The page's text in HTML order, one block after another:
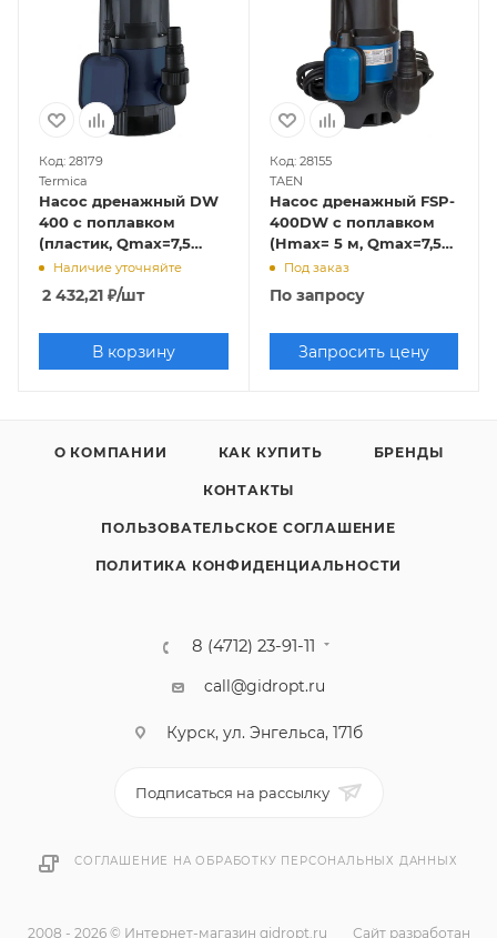
Код: 28179
Termica
Насос дренажный DW
400 с поплавком
(пластик, Qmax=7,5
куб.м./час, Hmax=5 м.,
400 Вт, кабель 10 м.)
Наличие уточняйте
2 432,21 ₽/шт
В корзину
Код: 28155
TAEN
Насос дренажный FSP-
400DW с поплавком
(Hmax= 5 м, Qmax=7,5
куб.м./час, 400 Вт,
провод 10 м.)
Под заказ
По запросу
Запросить цену
О КОМПАНИИ КАК КУПИТЬ БРЕНДЫ
КОНТАКТЫ
ПОЛЬЗОВАТЕЛЬСКОЕ СОГЛАШЕНИЕ
ПОЛИТИКА КОНФИДЕНЦИАЛЬНОСТИ
8 (4712) 23-91-11
call@gidropt.ru
Курск, ул. Энгельса, 171б
Подписаться на рассылку
СОГЛАШЕНИЕ НА ОБРАБОТКУ ПЕРСОНАЛЬНЫХ ДАННЫХ
2008 - 2026 © Интернет-магазин gidropt.ru Сайт разработан